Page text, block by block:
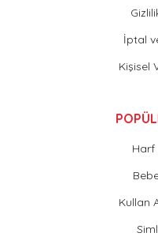
İptal
Kişisel
Harf
Kullan